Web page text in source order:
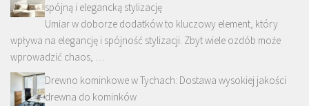
spójną i elegancką stylizację
Umiar w doborze dodatków to kluczowy element, który
wpływa na elegancję i spójność stylizacji. Zbyt wiele ozdób może
wprowadzić chaos, …
Drewno kominkowe w Tychach: Dostawa wysokiej jakości
drewna do kominków